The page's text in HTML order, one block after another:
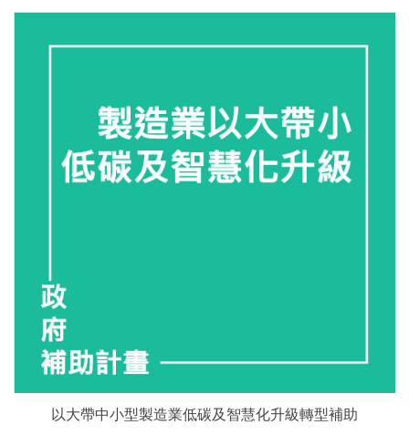
以大帶中小型製造業低碳及智慧化升級轉型補助